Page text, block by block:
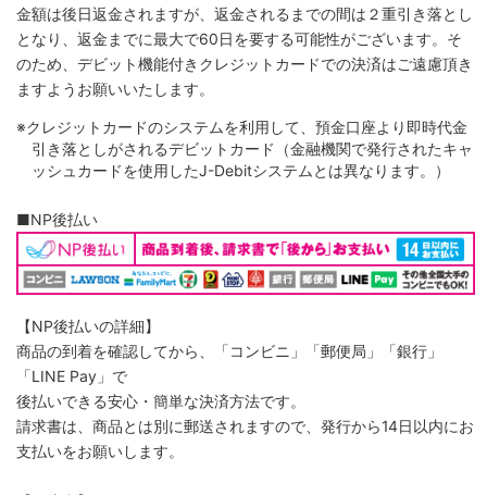
金額は後日返金されますが、返金されるまでの間は２重引き落とし
となり、返金までに最大で60日を要する可能性がございます。そ
のため、デビット機能付きクレジットカードでの決済はご遠慮頂き
ますようお願いいたします。
※クレジットカードのシステムを利用して、預金口座より即時代金
引き落としがされるデビットカード（金融機関で発行されたキャ
ッシュカードを使用したJ-Debitシステムとは異なります。）
■NP後払い
【NP後払いの詳細】
商品の到着を確認してから、「コンビニ」「郵便局」「銀行」
「LINE Pay」で
後払いできる安心・簡単な決済方法です。
請求書は、商品とは別に郵送されますので、発行から14日以内にお
支払いをお願いします。